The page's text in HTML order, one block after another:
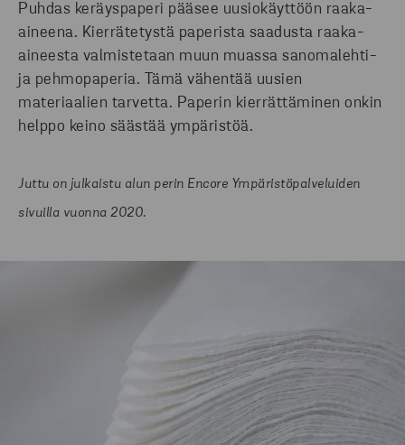
Puhdas keräyspaperi pääsee uusiokäyttöön raaka-
aineena. Kierrätetystä paperista saadusta raaka-
aineesta valmistetaan muun muassa sanomalehti-
ja pehmopaperia. Tämä vähentää uusien
materiaalien tarvetta. Paperin kierrättäminen onkin
helppo keino säästää ympäristöä.
Juttu on julkaistu alun perin Encore Ympäristöpalveluiden
sivuilla vuonna 2020.